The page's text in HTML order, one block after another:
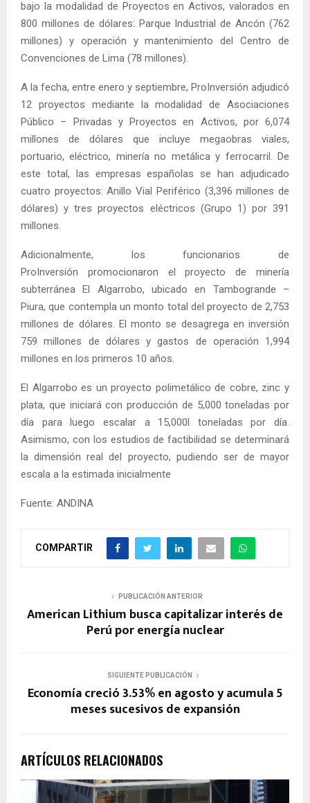
bajo la modalidad de Proyectos en Activos, valorados en
800 millones de dólares: Parque Industrial de Ancón (762
millones) y operación y mantenimiento del Centro de
Convenciones de Lima (78 millones).
A la fecha, entre enero y septiembre, ProInversión adjudicó
12 proyectos mediante la modalidad de Asociaciones
Público – Privadas y Proyectos en Activos, por 6,074
millones de dólares que incluye megaobras viales,
portuario, eléctrico, minería no metálica y ferrocarril. De
este total, las empresas españolas se han adjudicado
cuatro proyectos: Anillo Vial Periférico (3,396 millones de
dólares) y tres proyectos eléctricos (Grupo 1) por 391
millones.
Adicionalmente, los funcionarios de
ProInversión promocionaron el proyecto de minería
subterránea El Algarrobo, ubicado en Tambogrande –
Piura, que contempla un monto total del proyecto de 2,753
millones de dólares. El monto se desagrega en inversión
759 millones de dólares y gastos de operación 1,994
millones en los primeros 10 años.
El Algarrobo es un proyecto polimetálico de cobre, zinc y
plata, que iniciará con producción de 5,000 toneladas por
día para luego escalar a 15,000l toneladas por día.
Asimismo, con los estudios de factibilidad se determinará
la dimensión real del proyecto, pudiendo ser de mayor
escala a la estimada inicialmente
Fuente: ANDINA
COMPARTIR
PUBLICACIÓN ANTERIOR
American Lithium busca capitalizar interés de
Perú por energía nuclear
SIGUIENTE PUBLICACIÓN
Economía creció 3.53% en agosto y acumula 5
meses sucesivos de expansión
ARTÍCULOS RELACIONADOS